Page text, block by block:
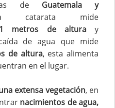
de Guatemala y
mide
metros de alturay
de agua que mide
de altura, esta alimenta
en el lugar.
extensa vegetación, en
nacimientos de agua,